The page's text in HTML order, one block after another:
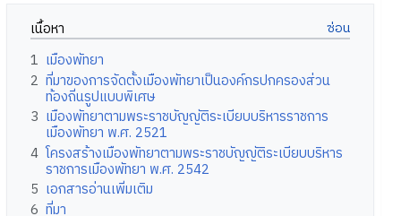
เนื้อหา
1 เมืองพัทยา
2 ที่มาของการจัดตั้งเมืองพัทยาเป็นองค์กรปกครองส่วน
ท้องถิ่นรูปแบบพิเศษ
3 เมืองพัทยาตามพระราชบัญญัติระเบียบบริหารราชการ
เมืองพัทยา พ.ศ. 2521
4 โครงสร้างเมืองพัทยาตามพระราชบัญญัติระเบียบบริหาร
ราชการเมืองพัทยา พ.ศ. 2542
5 เอกสารอ่านเพิ่มเติม
6 ที่มา